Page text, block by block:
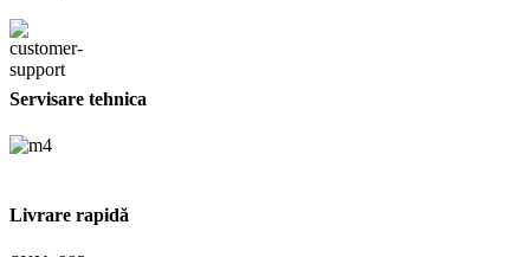
Servisare tehnica
Livrare rapidă